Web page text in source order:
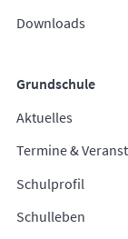
Downloads
Grundschule
Aktuelles
Termine &
Schulprofil
Schulleben